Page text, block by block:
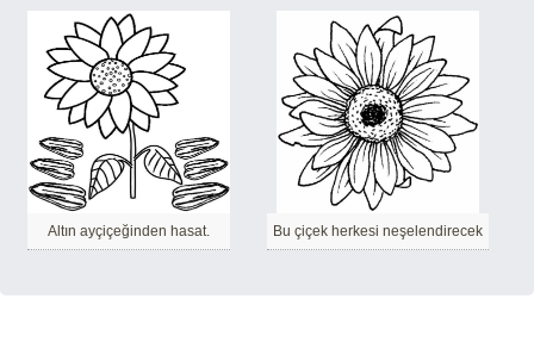
Altın ayçiçeğinden hasat. Bu çiçek herkesi neşelendirecek